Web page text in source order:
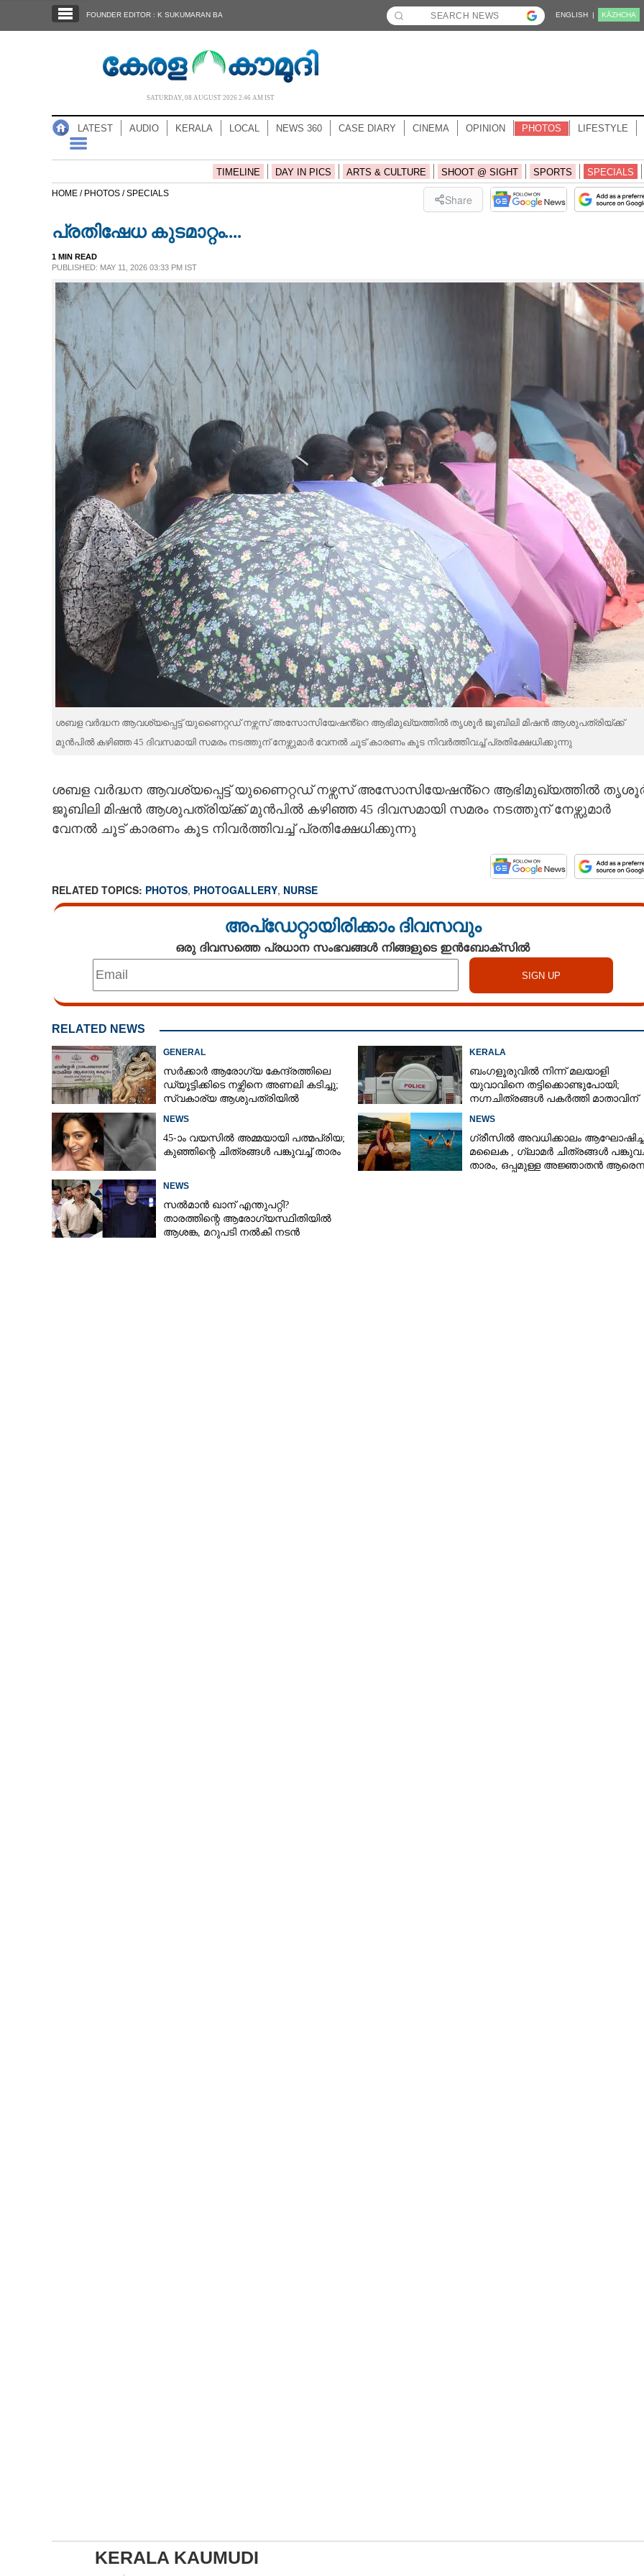
NOTIFIED NEWS
CASE DIARY
LIFESTYLE
LITERATURE
CONTACT US
FOUNDER EDITOR : K SUKUMARAN BA ENGLISH | KĀZHCHA
SATURDAY, 08 AUGUST 2026 2.46 AM IST
LATEST AUDIO KERALA LOCAL NEWS 360 CASE DIARY CINEMA OPINION PHOTOS LIFESTYLE
TIMELINE DAY IN PICS ARTS & CULTURE SHOOT @ SIGHT SPORTS SPECIALS
HOME / PHOTOS /SPECIALS Share
പ്രതിഷേധ കുടമാറ്റം....
1 MIN READ
PUBLISHED: MAY 11, 2026 03:33 PM IST
ശബള വർദ്ധന ആവശ്യപ്പെട്ട് യുണൈറ്റഡ് നഴ്സസ് അസോസിയേഷൻ്റെ ആഭിമുഖ്യത്തിൽ തൃശൂർ ജൂബിലി മിഷൻ ആശുപത്രിയ്ക്ക്
മുൻപിൽ കഴിഞ്ഞ 45 ദിവസമായി സമരം നടത്തുന് നേഴ്സുമാർ വേനൽ ചൂട് കാരണം കൂട നിവർത്തിവച്ച് പ്രതിക്ഷേധിക്കുന്നു
ശബള വർദ്ധന ആവശ്യപ്പെട്ട് യുണൈറ്റഡ് നഴ്സസ് അസോസിയേഷൻ്റെ ആഭിമുഖ്യത്തിൽ
ജൂബിലി മിഷൻ ആശുപത്രിയ്ക്ക് മുൻപിൽ കഴിഞ്ഞ 45 ദിവസമായി സമരം നടത്തുന് നേഴ്സുമാർ
വേനൽ ചൂട് കാരണം കൂട നിവർത്തിവച്ച് പ്രതിക്ഷേധിക്കുന്നു
RELATED TOPICS: PHOTOS, PHOTOGALLERY, NURSE
അപ്ഡേറ്റായിരിക്കാം ദിവസവും
ഒരു ദിവസത്തെ പ്രധാന സംഭവങ്ങൾ നിങ്ങളുടെ ഇൻബോക്സിൽ
RELATED NEWS
GENERAL
സർക്കാർ ആരോഗ്യ കേന്ദ്രത്തിലെ
ഡ്യൂട്ടിക്കിടെ നഴ്സിനെ അണലി കടിച്ചു;
സ്വകാര്യ ആശുപത്രിയിൽ
KERALA
ബംഗളൂരുവിൽ നിന്ന് മലയാളി
യുവാവിനെ തട്ടിക്കൊണ്ടുപോയി;
നഗ്നചിത്രങ്ങൾ പകർത്തി മാതാവിന്
NEWS
45-ാം വയസിൽ അമ്മയായി പത്മപ്രിയ;
കുഞ്ഞിന്റെ ചിത്രങ്ങൾ പങ്കുവച്ച് താരം
NEWS
ഗ്രീസിൽ അവധിക്കാലം ആഘോഷിച്ച്
മലൈക ,​ ഗ്ലാമർ ചിത്രങ്ങൾ
താരം,​ ഒപ്പമുള്ള അജ്ഞാതൻ
NEWS
സൽമാൻ ഖാന് എന്തുപറ്റി?
താരത്തിന്റെ ആരോഗ്യസ്ഥിതിയിൽ
ആശങ്ക, മറുപടി നൽകി നടൻ
KERALA KAUMUDI